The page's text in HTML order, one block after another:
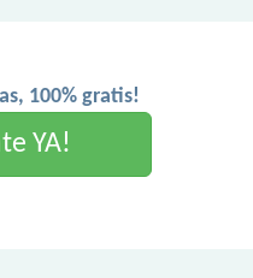
100% gratis!
YA!